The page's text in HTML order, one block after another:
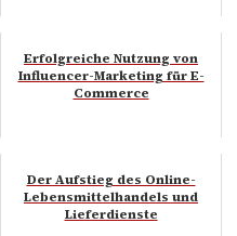
Erfolgreiche Nutzung von
Influencer-Marketing für E-
Commerce
Der Aufstieg des Online-
Lebensmittelhandels und
Lieferdienste